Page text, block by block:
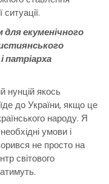
екуменічного
патріарха
нунцій якось
до України, якщо це
народу. Я
умови і
не просто на
світового